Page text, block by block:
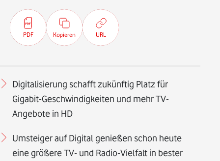
PDF Kopieren URL
Digitalisierung schafft zukünftig Platz für
Gigabit-Geschwindigkeiten und mehr TV-
Angebote in HD
Umsteiger auf Digital genießen schon heute
eine größere TV- und Radio-Vielfalt in bester